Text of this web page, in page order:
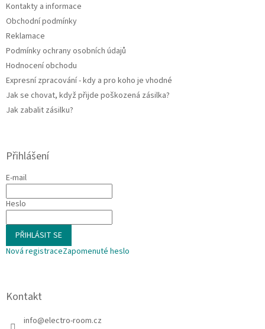
Kontakty a informace
Obchodní podmínky
Reklamace
Podmínky ochrany osobních údajů
Hodnocení obchodu
Expresní zpracování - kdy a pro koho je vhodné
Jak se chovat, když přijde poškozená zásilka?
Jak zabalit zásilku?
Přihlášení
E-mail
Heslo
PŘIHLÁSIT SE
Nová registraceZapomenuté heslo
Kontakt
info@electro-room.cz